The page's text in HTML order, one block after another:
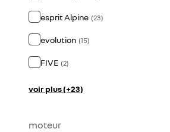
esprit Alpine (23)
evolution (15)
FIVE (2)
voir plus (+23)
moteur